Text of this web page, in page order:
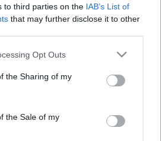
to third parties on the IAB’s List of
that may further disclose it to other
app uses one or more Google
usage behaviour. You may click to
Google and its third-party tags to
specified purposes in below Google
Opt Outs
the Sharing of my
the Sale of my